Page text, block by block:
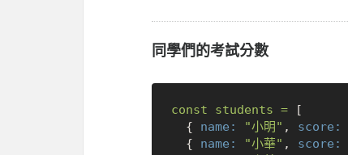
同學們的考試分數
const students = [
  {
name: "小明" , score:
  {
name: "小華" , score: